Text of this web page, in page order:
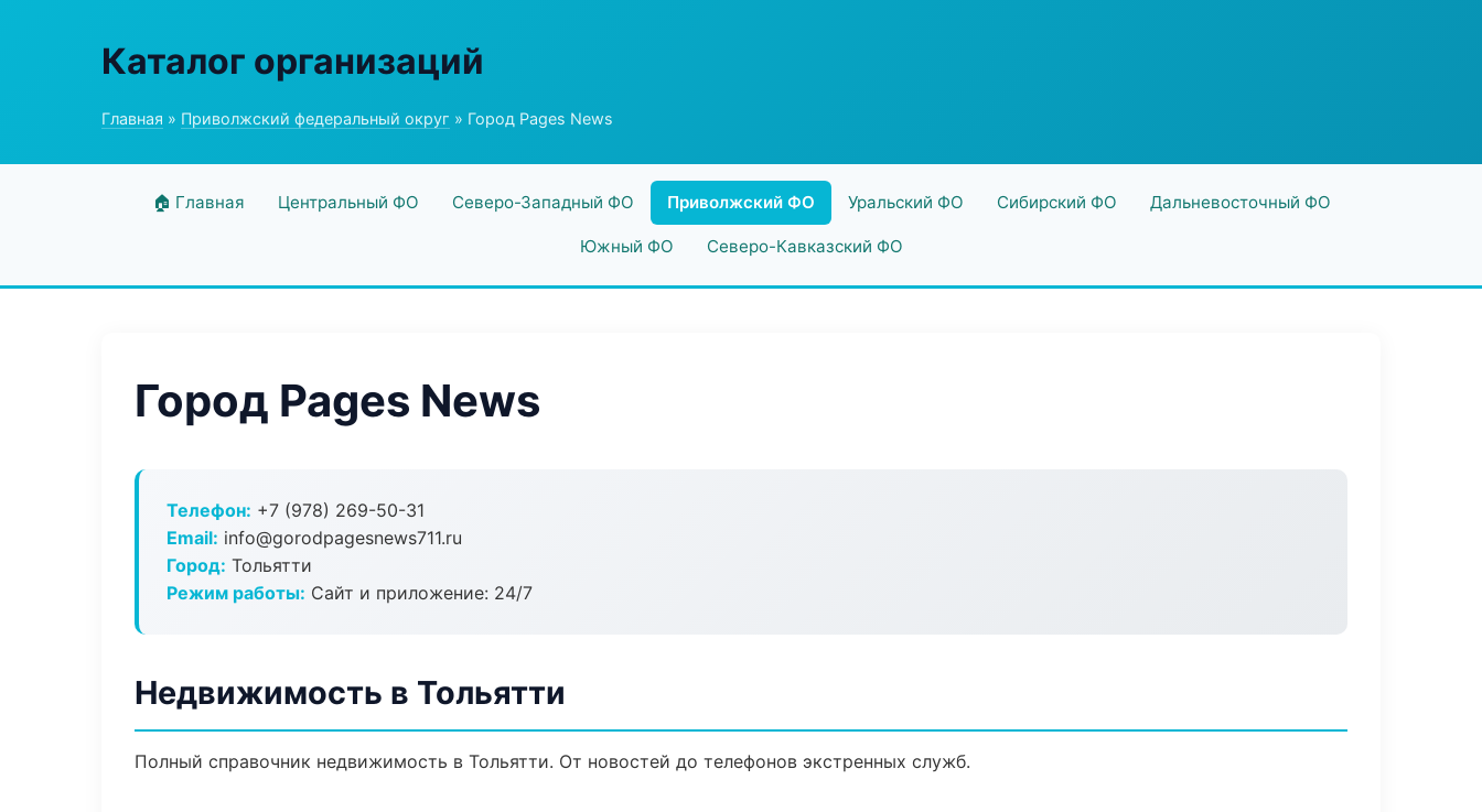
Каталог организаций
Главная » Приволжский федеральный округ » Город Pages News
🏠 Главная Центральный ФО Северо-Западный ФО Приволжский ФО Уральский ФО Сибирский ФО Дальневосточный ФО
Южный ФО Северо-Кавказский ФО
Город Pages News
Телефон: +7 (978) 269-50-31
Email: info@gorodpagesnews711.ru
Город: Тольятти
Режим работы: Сайт и приложение: 24/7
Недвижимость в Тольятти
Полный справочник недвижимость в Тольятти. От новостей до телефонов экстренных служб.